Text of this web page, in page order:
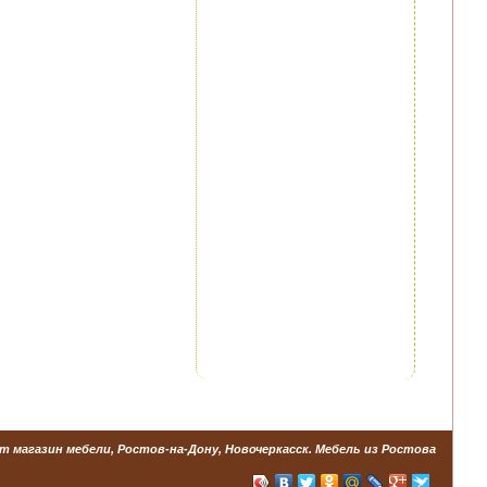
магазин мебели, Ростов-на-Дону, Новочеркасск. Мебель из Ростова